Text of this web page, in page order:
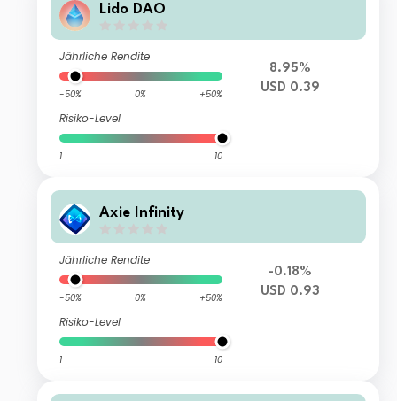
Lido DAO
Jährliche Rendite
-50% 0% +50%
Risiko-Level
1 10
8.95%
USD 0.39
Axie Infinity
Jährliche Rendite
-50% 0% +50%
Risiko-Level
1 10
-0.18%
USD 0.93